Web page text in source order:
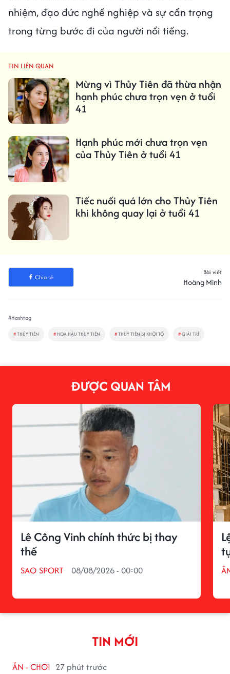
nhiệm, đạo đức nghề nghiệp và sự cẩn trọng
trong từng bước đi của người nổi tiếng.
TIN LIÊN QUAN
Mừng vì Thủy Tiên đã thừa nhận
hạnh phúc chưa trọn vẹn ở tuổi
41
Hạnh phúc mới chưa trọn vẹn
của Thủy Tiên ở tuổi 41
Tiếc nuối quá lớn cho Thủy Tiên
khi không quay lại ở tuổi 41
Chia sẻ
Bài viết
Hoàng Minh
#Hashtag
#THỦY TIÊN # HOA HẬU THÙY TIÊN #THÙY TIÊN BỊ KHỞI TỐ #GIẢI TRÍ
ĐƯỢC QUAN TÂM
Lê Công Vinh chính thức bị thay
thế
SAO SPORT 08/08/2026 - 00:00
TIN MỚI
ĂN - CHƠI 27 phút trước